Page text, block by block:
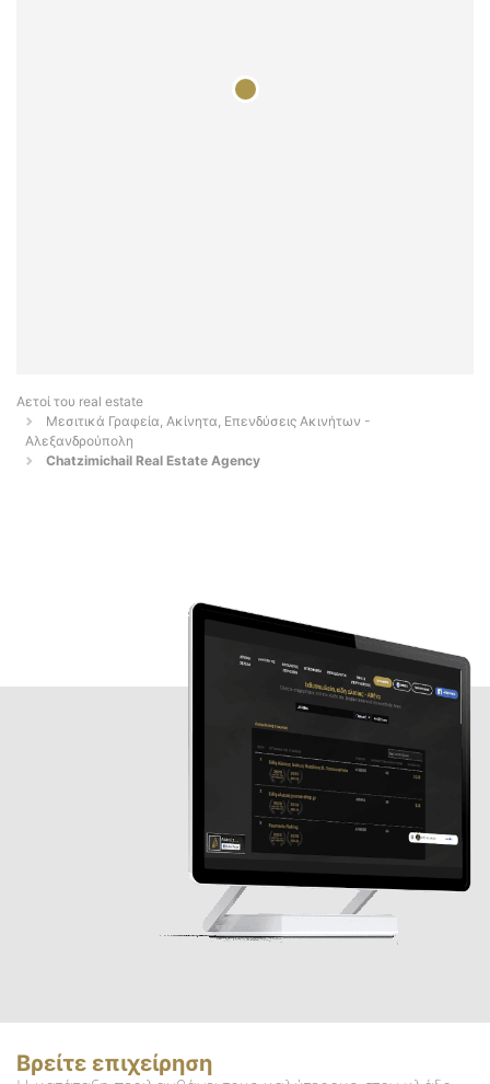
Αετοί του real estate
Μεσιτικά Γραφεία, Ακίνητα, Επενδύσεις Ακινήτων -
Αλεξανδρούπολη
Chatzimichail Real Estate Agency
Βρείτε επιχείρηση